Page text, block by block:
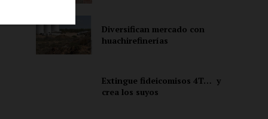
Diversifican mercado con
huachirefinerías
Extingue fideicomisos 4T… y
crea los suyos